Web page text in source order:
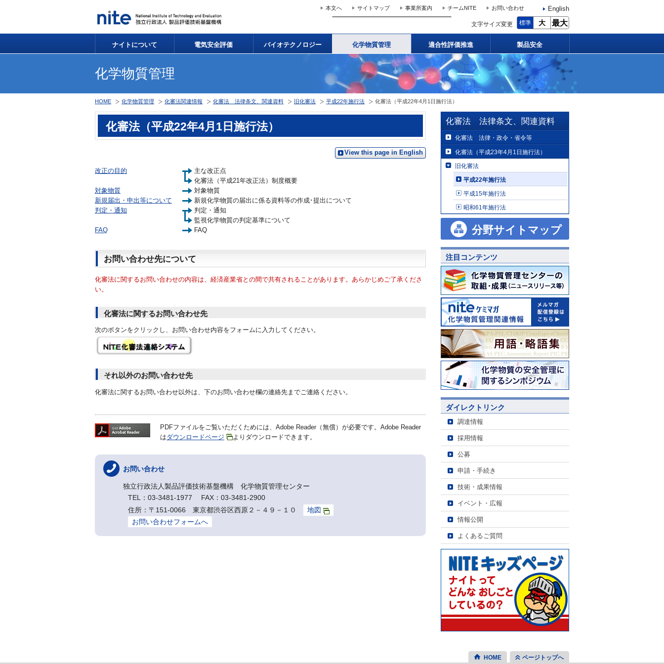
本文へ サイトマップ 事業所案内 チームNITE お問い合わせ English
文字サイズ変更 標準 大 最大
ナイトについて 電気安全評価 バイオテクノロジー 化学物質管理 適合性評価推進 製品安全
化学物質管理
HOME 化学物質管理 化審法関連情報 化審法 法律条文、関連資料 旧化審法 平成22年施行法 化審法（平成22年4月1日施行法）
化審法（平成22年4月1日施行法）
View this page in English
改正の目的
主な改正点
化審法（平成21年改正法）制度概要
対象物質
対象物質
新規届出・申出等について
新規化学物質の届出に係る資料等の作成･提出について
判定・通知
判定・通知
監視化学物質の判定基準について
FAQ
FAQ
お問い合わせ先について
化審法に関するお問い合わせの内容は、経済産業省との間で共有されることがあります。あらかじめご了承くださ
い。
化審法に関するお問い合わせ先
次のボタンをクリックし、お問い合わせ内容をフォームに入力してください。
それ以外のお問い合わせ先
化審法に関するお問い合わせ以外は、下のお問い合わせ欄の連絡先までご連絡ください。
PDFファイルをご覧いただくためには、Adobe Reader（無償）が必要です。Adobe Reader
はダウンロードページ よりダウンロードできます。
お問い合わせ
独立行政法人製品評価技術基盤機構 化学物質管理センター
TEL：03-3481-1977 FAX：03-3481-2900
住所：〒151-0066 東京都渋谷区西原２－４９－１０
地図
お問い合わせフォームへ
化審法 法律条文、関連資料
化審法 法律・政令・省令等
化審法（平成23年4月1日施行法）
旧化審法
平成22年施行法
平成15年施行法
昭和61年施行法
分野サイトマップ
注目コンテンツ
ダイレクトリンク
調達情報
採用情報
公募
申請・手続き
技術・成果情報
イベント・広報
情報公開
よくあるご質問
HOME ページトップへ